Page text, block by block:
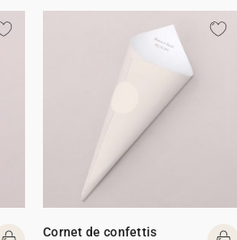
Cornet de confettis